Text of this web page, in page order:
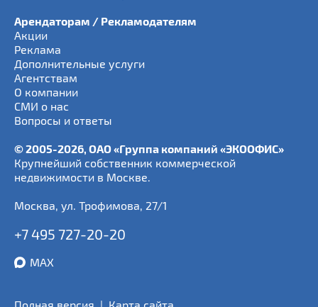
Арендаторам / Рекламодателям
Акции
Реклама
Дополнительные услуги
Агентствам
О компании
СМИ о нас
Вопросы и ответы
© 2005-2026, ОАО «Группа компаний «ЭКООФИС»
Крупнейший собственник коммерческой
недвижимости в Москве.
Москва, ул. Трофимова, 27/1
+7 495 727-20-20
MAX